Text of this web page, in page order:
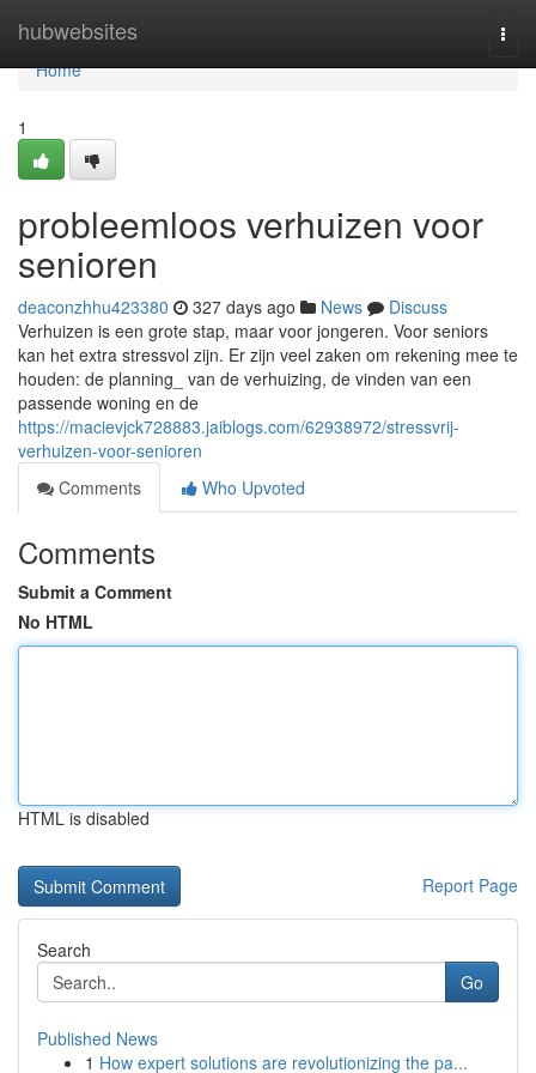
hubwebsites
Home
Home
1
probleemloos verhuizen voor
senioren
deaconzhhu423380 327 days ago News
Discuss
Verhuizen is een grote stap, maar voor jongeren. Voor seniors
kan het extra stressvol zijn. Er zijn veel zaken om rekening mee te
houden: de planning_ van de verhuizing, de vinden van een
passende woning en de
https://macievjck728883.jaiblogs.com/62938972/stressvrij-
verhuizen-voor-senioren
Comments
Who Upvoted
Comments
Submit a Comment
No HTML
HTML is disabled
Report Page
Search
Go
Published News
1 How expert solutions are revolutionizing the pa...